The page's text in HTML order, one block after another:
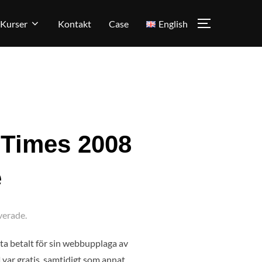
Kurser Kontakt Case English SLÅ PÅ/AV
2008
betalt för sin webbupplaga av
gratis, samtidigt som annat